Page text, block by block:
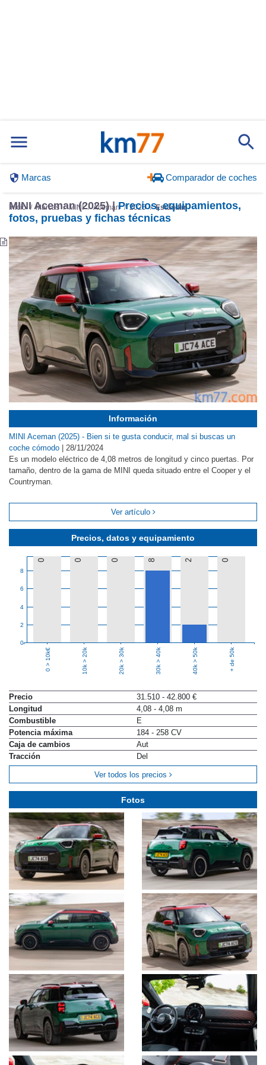
Marcas Comparador de coches
Inicio Marcas MINI Aceman 2025 Estándar
MINI Aceman (2025) |Precios, equipamientos,
fotos, pruebas y fichas técnicas
Precios, datos y equipamiento
0
2
4
6
8
0 0 0 8 2 0
0 > 10k€ 10k > 20k 20k > 30k 30k > 40k 40k > 50k + de 50k
Precio
31.510 - 42.800 €
Longitud
4,08 - 4,08 m
Combustible
E
Potencia máxima
184 - 258 CV
Caja de cambios
Aut
Tracción
Del
Ver todos los precios
Información
MINI Aceman (2025) - Bien si te gusta conducir, mal si buscas un
coche cómodo
28/11/2024
Es un modelo eléctrico de 4,08 metros de longitud y cinco puertas. Por
tamaño, dentro de la gama de MINI queda situado entre el Cooper y el
Countryman.
Ver artículo
Fotos